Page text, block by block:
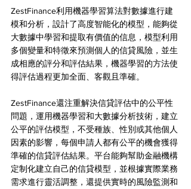
ZestFinance利用機器學習算法對數據進行建
模和分析，設計了高度智能化的模型，能夠從
大數據中學習和提取有價值的信息，模型利用
多個變量和特徵來預測個人的信貸風險，並生
成相應的評分和評估結果，機器學習的方法使
得評估過程更加全面、客觀且準確。
ZestFinance還注重解決信貸評估中的公平性
問題，運用機器學習和大數據分析技術，建立
公平的評估模型，不受種族、性別或其他個人
因素的影響，每個申請人都有公平的機會獲得
準確的信貸評估結果。平台能夠幫助金融機構
定制化建立自己的信貸模型，並根據實際業務
需求進行靈活調整，還提供實時的風險監測和